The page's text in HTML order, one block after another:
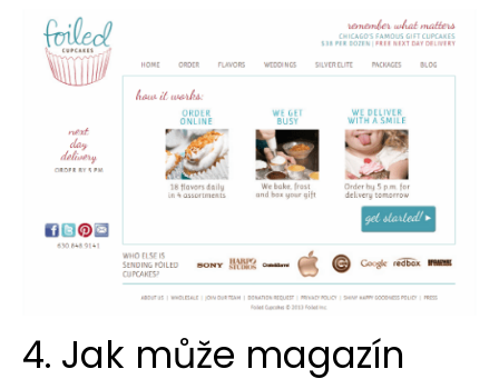
4. Jak může magazín